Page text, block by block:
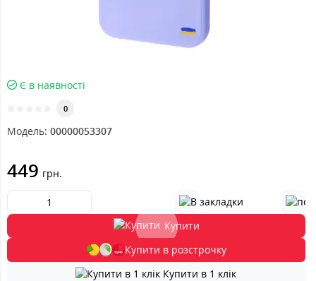
Є в наявності
0
Модель: 00000053307
449 грн.
Купити
Купити в розстрочку
Купити в 1 клік